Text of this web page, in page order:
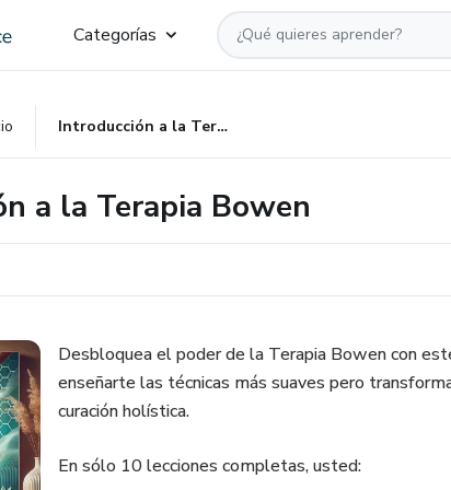
Categorías
Introducción a la Terapia Bowen
a la Terapia Bowen
Desbloquea el poder de la Terapia Bowen con
enseñarte las técnicas más suaves pero
curación holística.
En sólo 10 lecciones completas, usted: